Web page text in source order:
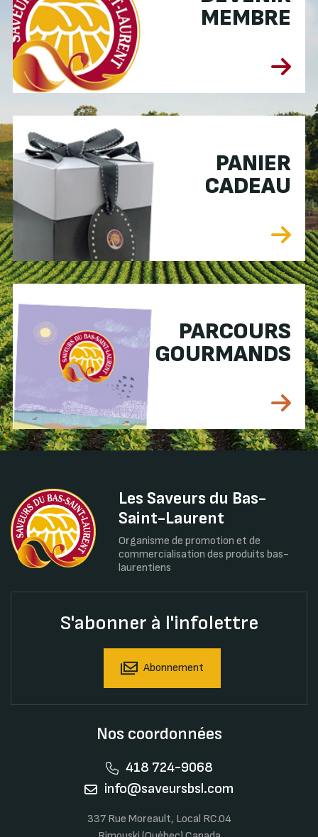
MEMBRE
PANIER
CADEAU
PARCOURS
GOURMANDS
Les Saveurs du Bas-
Saint-Laurent
Organisme de promotion et de
commercialisation des produits bas-
laurentiens
S'abonner à l'infolettre
Abonnement
Nos coordonnées
418 724-9068
info@saveursbsl.com
337 Rue Moreault, Local RC.04